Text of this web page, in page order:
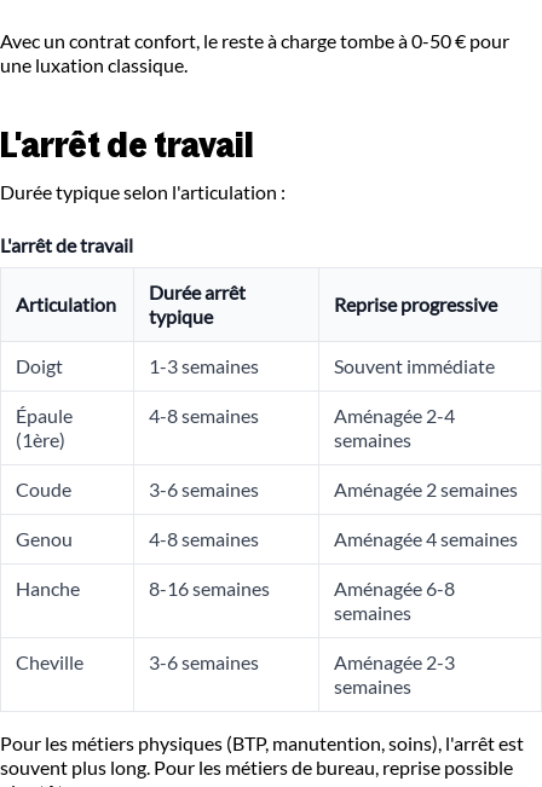
Avec un contrat confort, le reste à charge tombe à 0-50 € pour
une luxation classique.
L'arrêt de travail
Durée typique selon l'articulation :
L'arrêt de travail
Articulation
Durée arrêt
typique
Reprise progressive
Doigt 1-3 semaines Souvent immédiate
Épaule
(1ère)
4-8 semaines
Aménagée 2-4
semaines
Coude 3-6 semaines Aménagée 2 semaines
Genou 4-8 semaines Aménagée 4 semaines
Hanche 8-16 semaines
Aménagée 6-8
semaines
Cheville 3-6 semaines
Aménagée 2-3
semaines
Pour les métiers physiques (BTP, manutention, soins), l'arrêt est
souvent plus long. Pour les métiers de bureau, reprise possible